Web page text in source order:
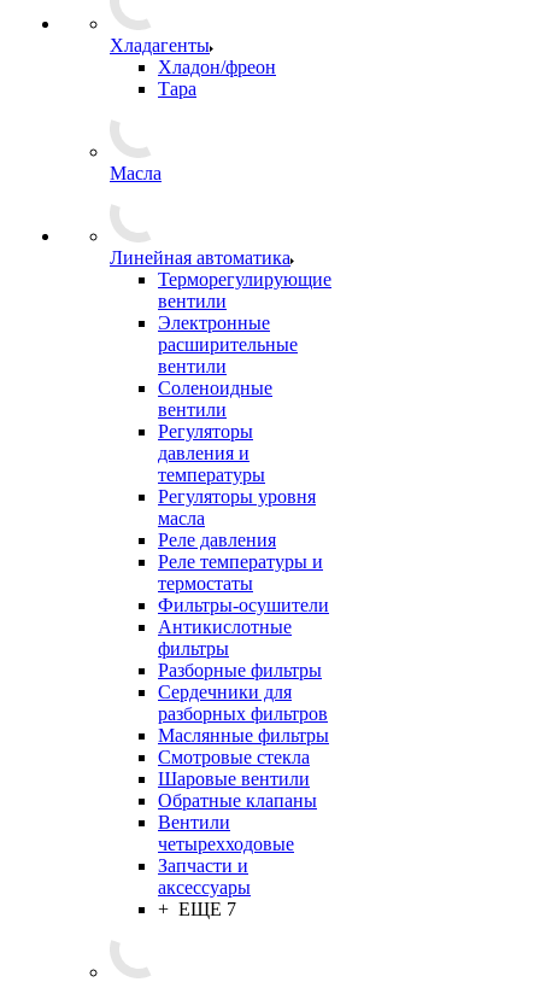
Хладагенты
Хладон/фреон
Тара
Масла
Линейная автоматика
Терморегулирующие
вентили
Электронные
расширительные
вентили
Соленоидные
вентили
Регуляторы
давления и
температуры
Регуляторы уровня
масла
Реле давления
Реле температуры и
термостаты
Фильтры-осушители
Антикислотные
фильтры
Разборные фильтры
Сердечники для
разборных фильтров
Маслянные фильтры
Смотровые стекла
Шаровые вентили
Обратные клапаны
Вентили
четырехходовые
Запчасти и
аксессуары
+ ЕЩЕ 7